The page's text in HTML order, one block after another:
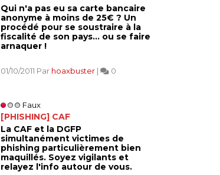
Qui n'a pas eu sa carte bancaire
anonyme à moins de 25€ ? Un
procédé pour se soustraire à la
fiscalité de son pays... ou se faire
arnaquer !
01/10/2011 Par hoaxbuster | 0
Faux
[PHISHING] CAF
La CAF et la DGFP
simultanément victimes de
phishing particulièrement bien
maquillés. Soyez vigilants et
relayez l'info autour de vous.